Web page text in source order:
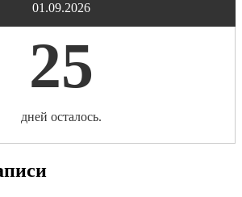
01.09.2026
25
дней осталось.